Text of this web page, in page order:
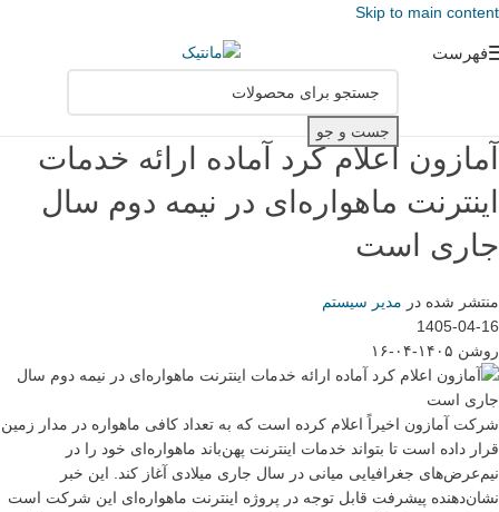
Skip to main content
فهرست
جست و جو
آمازون اعلام کرد آماده ارائه خدمات
اینترنت ماهواره‌ای در نیمه دوم سال
جاری است
منتشر شده در مدیر سیستم
1405-04-16
روشن ۱۴۰۵-۰۴-۱۶
شرکت آمازون اخیراً اعلام کرده است که به تعداد کافی ماهواره در مدار زمین
قرار داده است تا بتواند خدمات اینترنت پهن‌باند ماهواره‌ای خود را در
نیم‌عرض‌های جغرافیایی میانی در سال جاری میلادی آغاز کند. این خبر
نشان‌دهنده پیشرفت قابل توجه در پروژه اینترنت ماهواره‌ای این شرکت است